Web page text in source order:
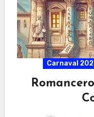
Carnaval